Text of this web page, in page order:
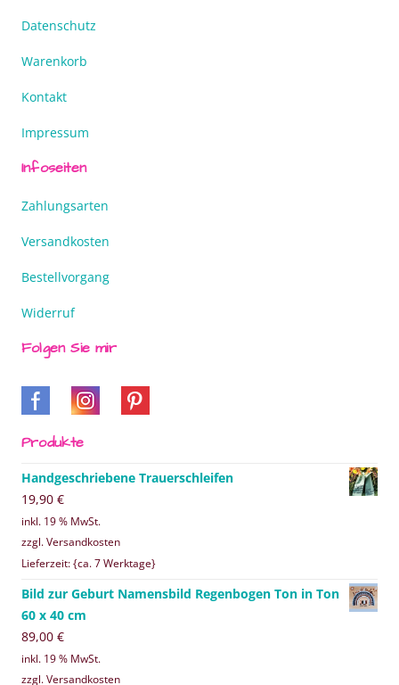
Datenschutz
Warenkorb
Kontakt
Impressum
Infoseiten
Zahlungsarten
Versandkosten
Bestellvorgang
Widerruf
Folgen Sie mir
Produkte
Handgeschriebene Trauerschleifen
19,90 €
inkl. 19 % MwSt.
zzgl. Versandkosten
Lieferzeit: {ca. 7 Werktage}
Bild zur Geburt Namensbild Regenbogen Ton in Ton
60 x 40 cm
89,00 €
inkl. 19 % MwSt.
zzgl. Versandkosten